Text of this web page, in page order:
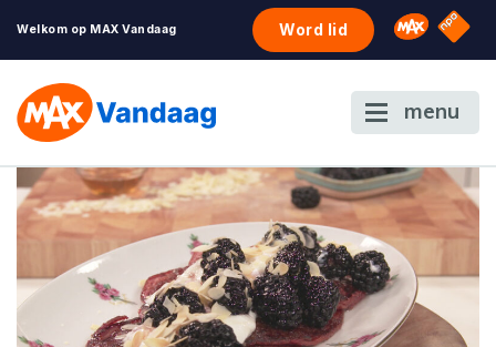
Welkom op MAX Vandaag Word lid Omroep
NPO
menu